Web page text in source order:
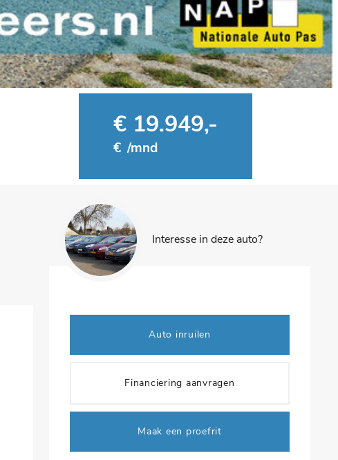
€ 19.949,-
€ /mnd
Interesse in deze auto?
Auto inruilen
Financiering aanvragen
Maak een proefrit